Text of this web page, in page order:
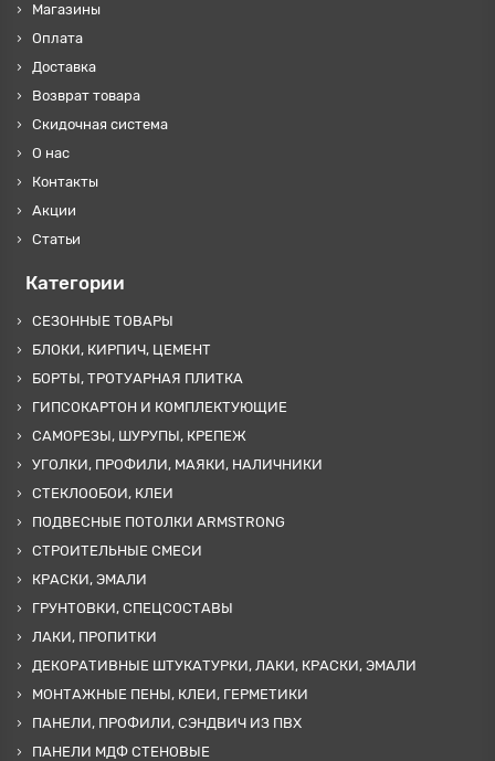
Магазины
Оплата
Доставка
Возврат товара
Скидочная система
О нас
Контакты
Акции
Статьи
Категории
СЕЗОННЫЕ ТОВАРЫ
БЛОКИ, КИРПИЧ, ЦЕМЕНТ
БОРТЫ, ТРОТУАРНАЯ ПЛИТКА
ГИПСОКАРТОН И КОМПЛЕКТУЮЩИЕ
САМОРЕЗЫ, ШУРУПЫ, КРЕПЕЖ
УГОЛКИ, ПРОФИЛИ, МАЯКИ, НАЛИЧНИКИ
СТЕКЛООБОИ, КЛЕИ
ПОДВЕСНЫЕ ПОТОЛКИ ARMSTRONG
СТРОИТЕЛЬНЫЕ СМЕСИ
КРАСКИ, ЭМАЛИ
ГРУНТОВКИ, СПЕЦСОСТАВЫ
ЛАКИ, ПРОПИТКИ
ДЕКОРАТИВНЫЕ ШТУКАТУРКИ, ЛАКИ, КРАСКИ, ЭМАЛИ
МОНТАЖНЫЕ ПЕНЫ, КЛЕИ, ГЕРМЕТИКИ
ПАНЕЛИ, ПРОФИЛИ, СЭНДВИЧ ИЗ ПВХ
ПАНЕЛИ МДФ СТЕНОВЫЕ